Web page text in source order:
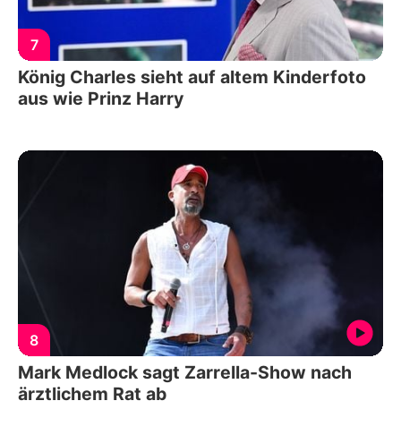
7
König Charles sieht auf altem Kinderfoto
aus wie Prinz Harry
8
Mark Medlock sagt Zarrella-Show nach
ärztlichem Rat ab